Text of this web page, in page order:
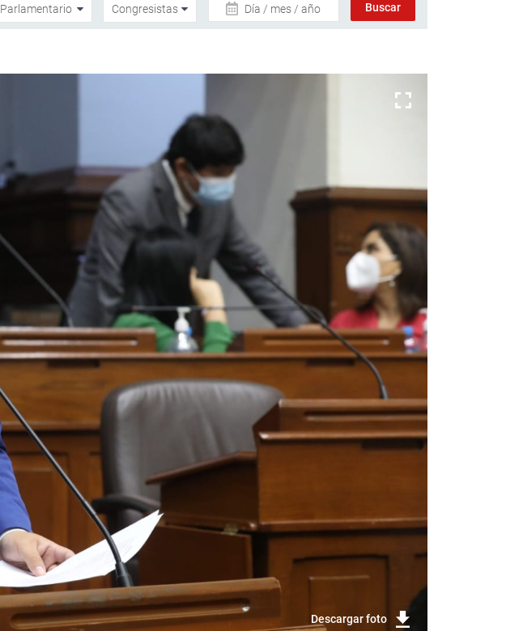
Día / mes / año
Descargar foto